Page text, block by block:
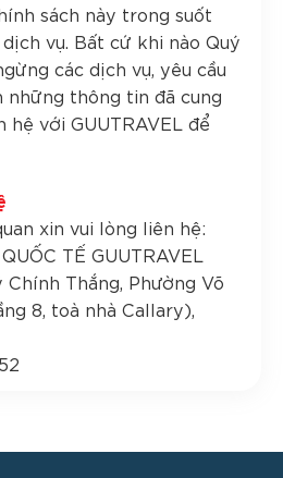
sách này trong suốt
vụ. Bất cứ khi nào Quý
các dịch vụ, yêu cầu
những thông tin đã cung
hệ với GUUTRAVEL để
xin vui lòng liên hệ:
TẾ GUUTRAVEL
Chính Thắng, Phường Võ
8, toà nhà Callary),